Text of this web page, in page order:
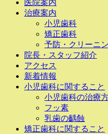
医院案内
治療案内
小児歯科
矯正歯科
予防・クリーニ
院長・スタッフ紹介
アクセス
新着情報
小児歯科に関すること
小児歯科の治療
フッ素
乳歯の齲蝕
矯正歯科に関すること